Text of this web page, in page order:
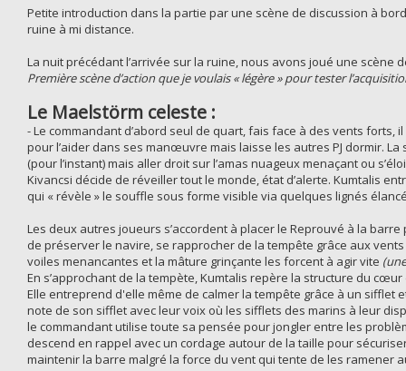
Petite introduction dans la partie par une scène de discussion à
ruine à mi distance.
La nuit précédant l’arrivée sur la ruine, nous avons joué une scène
Première scène d’action que je voulais « légère » pour tester
Le Maelstörm celeste :
- Le commandant d’abord seul de quart, fais face à des vents
pour l’aider dans ses manœuvre mais laisse les autres PJ dormir.
(pour l’instant) mais aller droit sur l’amas nuageux menaçant ou
Kivancsi décide de réveiller tout le monde, état d’alerte. Kumtalis
qui « révèle » le souffle sous forme visible via quelques lignés
Les deux autres joueurs s’accordent à placer le Reprouvé à la
de préserver le navire, se rapprocher de la tempête grâce aux
voiles menancantes et la mâture grinçante les forcent à agir vite
En s’approchant de la tempète, Kumtalis repère la structure du
Elle entreprend d'elle même de calmer la tempête grâce à un sifflet
note de son sifflet avec leur voix où les sifflets des marins à leur
le commandant utilise toute sa pensée pour jongler entre les
descend en rappel avec un cordage autour de la taille pour
maintenir la barre malgré la force du vent qui tente de les ramener